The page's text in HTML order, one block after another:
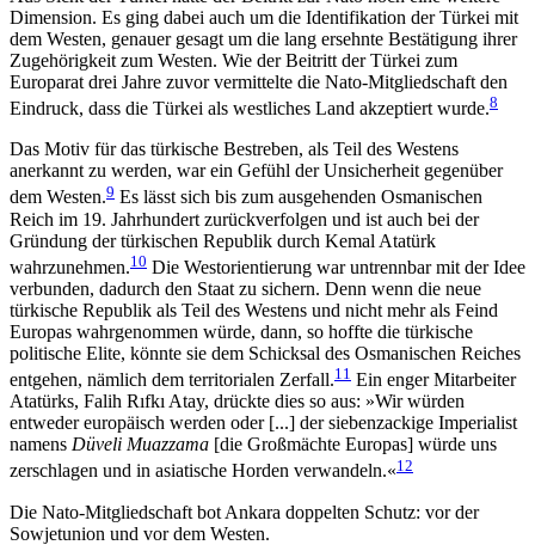
Dimension. Es ging dabei auch um die Identifikation der Türkei mit
dem Westen, genauer gesagt um die lang ersehnte Bestätigung ihrer
Zu­ge­hörigkeit zum Westen. Wie der Beitritt der Türkei zum
Europarat drei Jahre zuvor vermittelte die Nato-Mitgliedschaft den
Eindruck, dass die Türkei als westliches Land akzeptiert wurde.8
Das Motiv für das türkische Bestreben, als Teil des Westens
anerkannt zu werden, war ein Gefühl der Unsicherheit gegenüber
dem Westen.9 Es lässt sich bis zum ausgehenden Osmanischen
Reich im 19. Jahr­hundert zurückverfolgen und ist auch bei der
Grün­dung der türkischen Republik durch Kemal Atatürk
wahrzunehmen.10 Die Westorientierung war untrenn­bar mit der Idee
verbunden, dadurch den Staat zu sichern. Denn wenn die neue
türkische Republik als Teil des Westens und nicht mehr als Feind
Europas wahrgenommen würde, dann, so hoffte die türkische
politische Elite, könnte sie dem Schicksal des Osma­nischen Reiches
entgehen, nämlich dem territorialen Zerfall.11 Ein enger Mitarbeiter
Atatürks, Falih Rıfkı Atay, drückte dies so aus: »Wir würden
entweder europäisch werden oder [...] der sie­benzackige Imperialist
namens Düveli Muazzama [die Großmächte Europas] würde uns
zerschlagen und in asiatische Horden verwandeln.«12
Die Nato-Mitgliedschaft bot Ankara doppelten Schutz: vor der
Sowjet­union und vor dem Westen.